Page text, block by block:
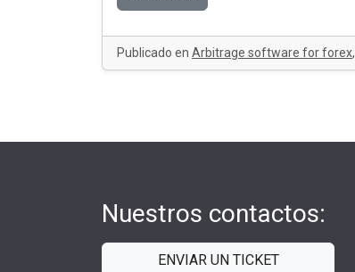
Publicado en Arbitrage software for forex,
Nuestros contactos:
ENVIAR UN TICKET